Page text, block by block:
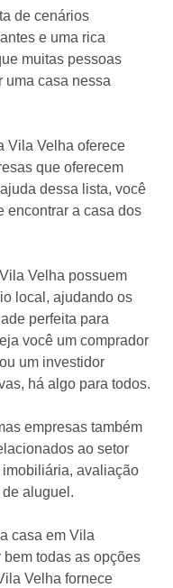
de cenários
e uma rica
muitas pessoas
uma casa nessa
Vila Velha oferece
que oferecem
dessa lista, você
encontrar a casa dos
Velha possuem
local, ajudando os
perfeita para
você um comprador
um investidor
há algo para todos.
empresas também
ao setor
avaliação
aluguel.
casa em Vila
todas as opções
Velha fornece